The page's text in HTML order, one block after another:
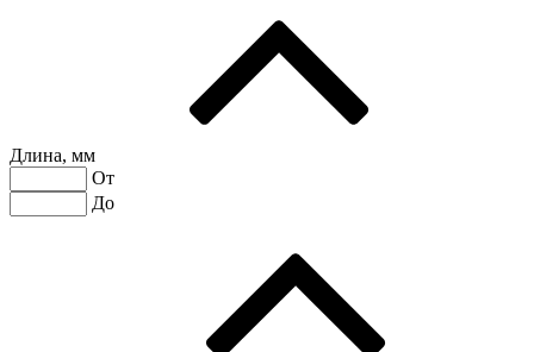
Длина, мм
От
До